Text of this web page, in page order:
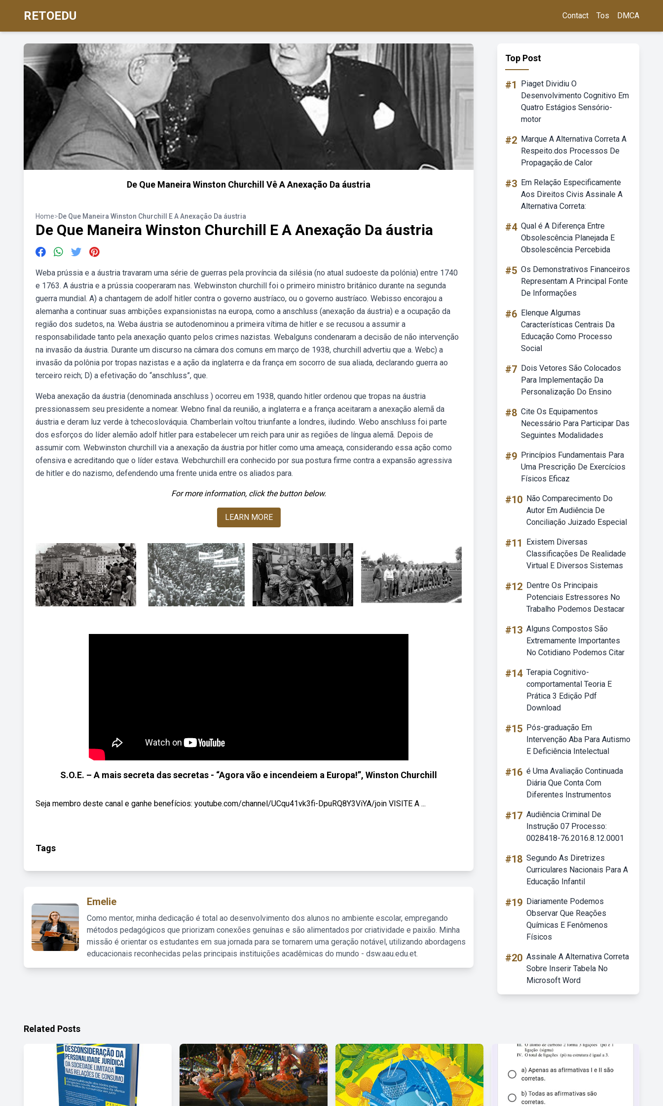
RETOEDU Contact Tos DMCA
De Que Maneira Winston Churchill Vê A Anexação Da áustria
Home>De Que Maneira Winston Churchill E A Anexação Da áustria
De Que Maneira Winston Churchill E A Anexação Da áustria
Weba prússia e a áustria travaram uma série de guerras pela província da silésia (no atual sudoeste da polónia) entre 1740
e 1763. A áustria e a prússia cooperaram nas. Webwinston churchill foi o primeiro ministro britânico durante na segunda
guerra mundial. A) a chantagem de adolf hitler contra o governo austríaco, ou o governo austríaco. Webisso encorajou a
alemanha a continuar suas ambições expansionistas na europa, como a anschluss (anexação da áustria) e a ocupação da
região dos sudetos, na. Weba áustria se autodenominou a primeira vítima de hitler e se recusou a assumir a
responsabilidade tanto pela anexação quanto pelos crimes nazistas. Webalguns condenaram a decisão de não intervenção
na invasão da áustria. Durante um discurso na câmara dos comuns em março de 1938, churchill advertiu que a. Webc) a
invasão da polônia por tropas nazistas e a ação da inglaterra e da frança em socorro de sua aliada, declarando guerra ao
terceiro reich; D) a efetivação do “anschluss”, que.
Weba anexação da áustria (denominada anschluss ) ocorreu em 1938, quando hitler ordenou que tropas na áustria
pressionassem seu presidente a nomear. Webno final da reunião, a inglaterra e a frança aceitaram a anexação alemã da
áustria e deram luz verde à tchecoslováquia. Chamberlain voltou triunfante a londres, iludindo. Webo anschluss foi parte
dos esforços do líder alemão adolf hitler para estabelecer um reich para unir as regiões de língua alemã. Depois de
assumir com. Webwinston churchill via a anexação da áustria por hitler como uma ameaça, considerando essa ação como
ofensiva e acreditando que o líder estava. Webchurchill era conhecido por sua postura firme contra a expansão agressiva
de hitler e do nazismo, defendendo uma frente unida entre os aliados para.
For more information, click the button below.
LEARN MORE
S.O.E. – A mais secreta das secretas - “Agora vão e incendeiem a Europa!”, Winston Churchill
Seja membro deste canal e ganhe benefícios: youtube.com/channel/UCqu41vk3fi-DpuRQ8Y3ViYA/join VISITE A ...
Tags
Emelie
Como mentor, minha dedicação é total ao desenvolvimento dos alunos no ambiente escolar, empregando
métodos pedagógicos que priorizam conexões genuínas e são alimentados por criatividade e paixão. Minha
missão é orientar os estudantes em sua jornada para se tornarem uma geração notável, utilizando abordagens
educacionais reconhecidas pelas principais instituições acadêmicas do mundo - dsw.aau.edu.et.
Top Post
#1
Piaget Dividiu O
Desenvolvimento Cognitivo Em
Quatro Estágios Sensório-
motor
#2 Marque A Alternativa Correta A
Respeito.dos Processos De
Propagação.de Calor
#3 Em Relação Especificamente
Aos Direitos Civis Assinale A
Alternativa Correta:
#4 Qual é A Diferença Entre
Obsolescência Planejada E
Obsolescência Percebida
#5 Os Demonstrativos Financeiros
Representam A Principal Fonte
De Informações
#6 Elenque Algumas
Características Centrais Da
Educação Como Processo
Social
#7 Dois Vetores São Colocados
Para Implementação Da
Personalização Do Ensino
#8 Cite Os Equipamentos
Necessário Para Participar Das
Seguintes Modalidades
#9 Princípios Fundamentais Para
Uma Prescrição De Exercícios
Físicos Eficaz
#10 Não Comparecimento Do
Autor Em Audiência De
Conciliação Juizado Especial
#11
Existem Diversas
Classificações De Realidade
Virtual E Diversos Sistemas
#12 Dentre Os Principais
Potenciais Estressores No
Trabalho Podemos Destacar
#13 Alguns Compostos São
Extremamente Importantes
No Cotidiano Podemos Citar
#14 Terapia Cognitivo-
comportamental Teoria E
Prática 3 Edição Pdf
Download
#15 Pós-graduação Em
Intervenção Aba Para Autismo
E Deficiência Intelectual
#16 é Uma Avaliação Continuada
Diária Que Conta Com
Diferentes Instrumentos
#17 Audiência Criminal De
Instrução 07 Processo:
0028418-76.2016.8.12.0001
#18 Segundo As Diretrizes
Curriculares Nacionais Para A
Educação Infantil
#19 Diariamente Podemos
Observar Que Reações
Químicas E Fenômenos
Físicos
#20 Assinale A Alternativa Correta
Sobre Inserir Tabela No
Microsoft Word
Related Posts